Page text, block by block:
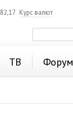
82,17 Курс валют
ТВ Форум